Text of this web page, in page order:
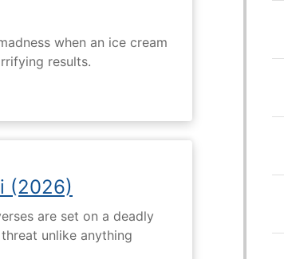
when an ice cream
results.
(2026)
are set on a deadly
unlike anything